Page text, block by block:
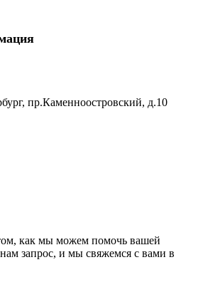
пр.Каменноостровский, д.10
как мы можем помочь вашей
запрос, и мы свяжемся с вами в